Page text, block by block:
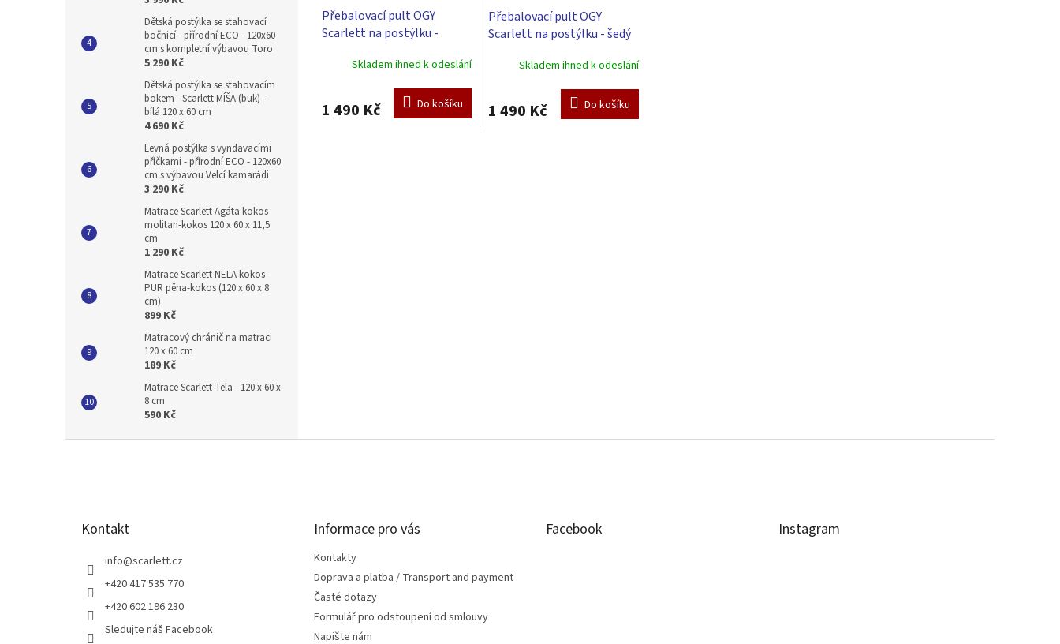
Dětská postýlka se stahovací
bočnicí - přírodní ECO - 120x60
cm s kompletní výbavou Toro
5 290 Kč
Dětská postýlka se stahovacím
bokem - Scarlett MÍŠA (buk) -
bílá 120 x 60 cm
4 690 Kč
Levná postýlka s vyndavacími
příčkami - přírodní ECO - 120x60
cm s výbavou Velcí kamarádi
3 290 Kč
Matrace Scarlett Agáta kokos-
molitan-kokos 120 x 60 x 11,5
cm
1 290 Kč
Matrace Scarlett NELA kokos-
PUR pěna-kokos (120 x 60 x 8
cm)
899 Kč
Matracový chránič na matraci
120 x 60 cm
189 Kč
Matrace Scarlett Tela - 120 x 60 x
8 cm
590 Kč
Přebalovací pult OGY
Scarlett na postýlku -
Skladem ihned k odeslání
1 490 Kč Do košíku
Přebalovací pult OGY
Scarlett na postýlku - šedý
Skladem ihned k odeslání
1 490 Kč Do košíku
Kontakt
info@scarlett.cz
+420 417 535 770
+420 602 196 230
Sledujte náš Facebook
Informace pro vás
Kontakty
Doprava a platba / Transport and payment
Časté dotazy
Formulář pro odstoupení od smlouvy
Napište nám
Facebook Instagram